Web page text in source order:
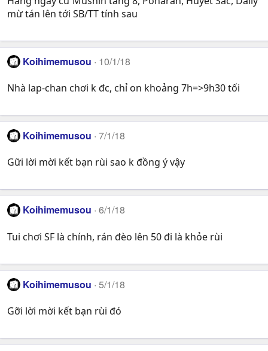
mừ tán lên tới SB/TT tính sau
Koihimemusou 10/1/18
Nhà lap-chan chơi k đc, chỉ on khoảng 7h=>9h30 tối
Koihimemusou 7/1/18
Gữi lời mời kết bạn rùi sao k đồng ý vậy
Koihimemusou 6/1/18
Tui chơi SF là chính, rán đèo lên 50 đi là khỏe rùi
Koihimemusou 5/1/18
Gỡi lời mời kết bạn rùi đó